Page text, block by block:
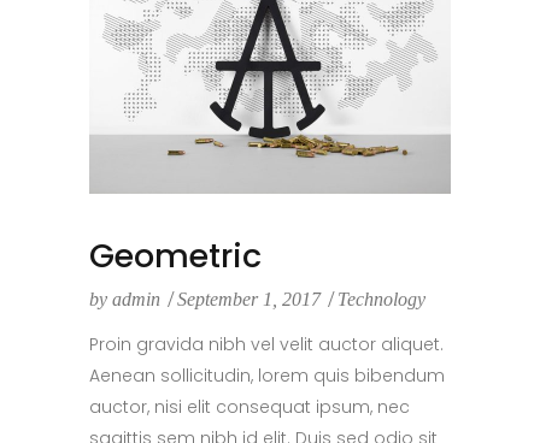
Geometric
by admin September 1, 2017 Technology
Proin gravida nibh vel velit auctor aliquet.
Aenean sollicitudin, lorem quis bibendum
auctor, nisi elit consequat ipsum, nec
sagittis sem nibh id elit. Duis sed odio sit